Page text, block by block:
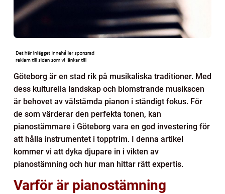
Göteborg är en stad rik på musikaliska traditioner. Med
dess kulturella landskap och blomstrande musikscen
är behovet av välstämda pianon i ständigt fokus. För
de som värderar den perfekta tonen, kan
pianostämmare i Göteborg vara en god investering för
att hålla instrumentet i topptrim. I denna artikel
kommer vi att dyka djupare in i vikten av
pianostämning och hur man hittar rätt expertis.
Varför är pianostämning